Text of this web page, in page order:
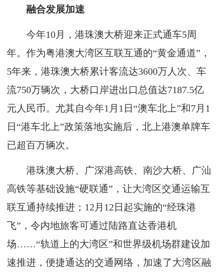
融合发展加速
今年10月，港珠澳大桥迎来正式通车5周
年。作为粤港澳大湾区互联互通的“黄金通道”，
5年来，港珠澳大桥累计客流达3600万人次、车
流750万辆次，大桥口岸进出口总值达7187.5亿
元人民币。尤其自今年1月1日“澳车北上”和7月1
日“港车北上”政策落地实施后，北上港澳单牌车
已超百万辆次。
港珠澳大桥、广深港高铁、南沙大桥、广汕
高铁等基础设施“硬联通”，让大湾区交通运输互
联互通持续推进；12月12日起实施的“经珠港
飞”，令内地旅客可通过陆路直达香港机
场……“轨道上的大湾区”和世界级机场群建设加
速推进，便捷通达的交通网络，加速了大湾区融